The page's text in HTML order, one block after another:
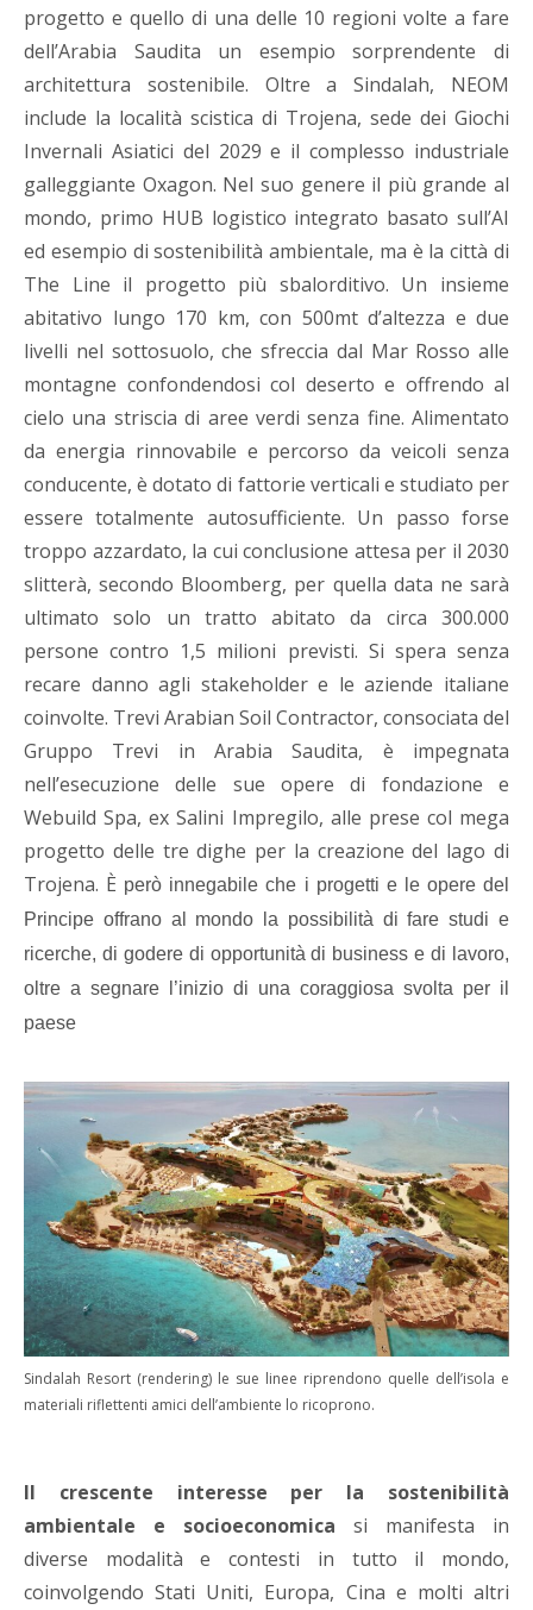
progetto e quello di una delle 10 regioni volte a fare
dell’Arabia Saudita un esempio sorprendente di
architettura sostenibile. Oltre a Sindalah, NEOM
include la località scistica di Trojena, sede dei Giochi
Invernali Asiatici del 2029 e ilcomplesso industriale
galleggiante Oxagon. Nel suo genere il più grande al
mondo, primo HUB logistico integrato basato sull’AI
ed esempio di sostenibilità ambientale, ma è la città di
The Line il progetto più sbalorditivo. Un insieme
abitativo lungo 170 km, con 500mt d’altezza e due
livelli nel sottosuolo,che sfreccia dal Mar Rosso alle
montagne confondendosi col deserto e offrendo al
cielo una striscia di aree verdi senza fine. Alimentato
da energia rinnovabile e percorso da veicoli senza
conducente, è dotato di fattorie verticali e studiato per
essere totalmente autosufficiente. Un passo forse
troppo azzardato, la cui conclusione attesa per il 2030
slitterà, secondo Bloomberg, per quella data ne sarà
ultimato solo un tratto abitato da circa 300.000
persone contro 1,5 milioni previsti. Si spera senza
recare danno agli stakeholder e le aziende italiane
coinvolte. Trevi Arabian Soil Contractor, consociata del
Gruppo Trevi in Arabia Saudita, è impegnata
nell’esecuzione delle sue opere di fondazione e
Webuild Spa, ex Salini Impregilo, alle prese col mega
progetto delle tre dighe per la creazione del lago di
Trojena. È però innegabile che i progetti e le opere del
Principe offrano al mondo la possibilità di fare studi e
ricerche, di godere di opportunità di business e di lavoro,
oltre a segnare l’inizio di una coraggiosa svolta per il
paese
Sindalah Resort (rendering) le sue linee riprendono quelle dell’isola e
materiali riflettenti amici dell’ambiente lo ricoprono.
Il crescente interesse per la sostenibilità
ambientale e socioeconomica si manifesta in
diverse modalità e contesti in tutto il mondo,
coinvolgendo Stati Uniti, Europa, Cina e molti altri